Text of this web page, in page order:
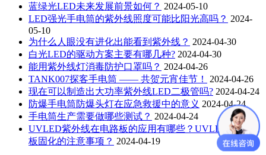
蓝绿光LED未来发展前景如何？ 2024-05-10
LED强光手电筒的紫外线照度可能比阳光高吗？ 2024-
05-10
为什么人眼没有进化出能看到紫外线？ 2024-04-30
白光LED的驱动方案主要有哪几种? 2024-04-30
能用紫外线灯消毒防护口罩吗？ 2024-04-26
TANK007探客手电筒 —— 共贺元宵佳节！
2024-04-26
现在可以制造出大功率紫外线LED二极管吗? 2024-04-24
防爆手电筒防爆头灯在应急救援中的意义 2024-04-24
手电筒生产需要做哪些测试？ 2024-04-24
UVLED紫外线在电路板的应用有哪些？UVLED在电路
板固化的注意事项？ 2024-04-19